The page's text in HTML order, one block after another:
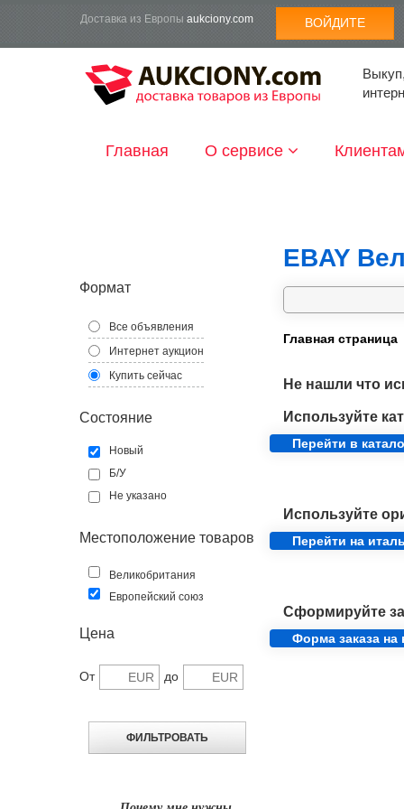
Доставка из Европы aukciony.com ВОЙДИТЕ
Главная О сервисе
Формат
Все объявления
Интернет аукцион
Купить сейчас
Состояние
Новый
Б/У
Не указано
Местоположение товаров
Великобритания
Европейский союз
Цена
От до
EBAY
Главная страница
Не нашли что
Используйте
Перейти в
Используйте
Перейти на
Сформируйте
Форма заказа на